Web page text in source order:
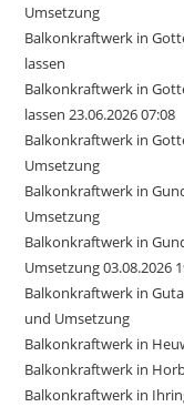
Umsetzung
Balkonkraftwerk in
lassen
Balkonkraftwerk in
lassen 23.06.2026 07:08
Balkonkraftwerk in
Umsetzung
Balkonkraftwerk in
Umsetzung
Balkonkraftwerk in
Umsetzung 03.08.2026
Balkonkraftwerk in
und Umsetzung
Balkonkraftwerk in
Balkonkraftwerk in
Balkonkraftwerk in